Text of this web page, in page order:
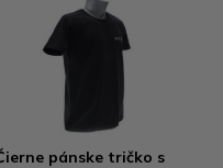
pánske tričko s